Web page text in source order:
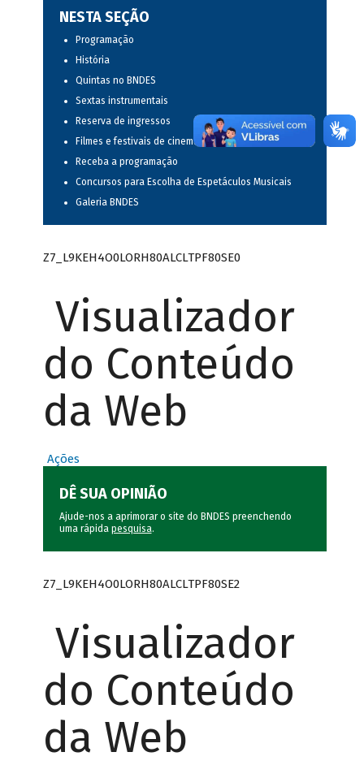
NESTA SEÇÃO
Programação
História
Quintas no BNDES
Sextas instrumentais
Reserva de ingressos
Filmes e festivais de cinema
Receba a programação
Concursos para Escolha de Espetáculos Musicais
Galeria BNDES
Z7_L9KEH4O0LORH80ALCLTPF80SE0
Visualizador
do Conteúdo
da Web
Ações
DÊ SUA OPINIÃO
Ajude-nos a aprimorar o site do BNDES preenchendo
uma rápida pesquisa.
Z7_L9KEH4O0LORH80ALCLTPF80SE2
Visualizador
do Conteúdo
da Web